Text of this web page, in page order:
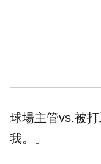
球場主管vs.被
我。」